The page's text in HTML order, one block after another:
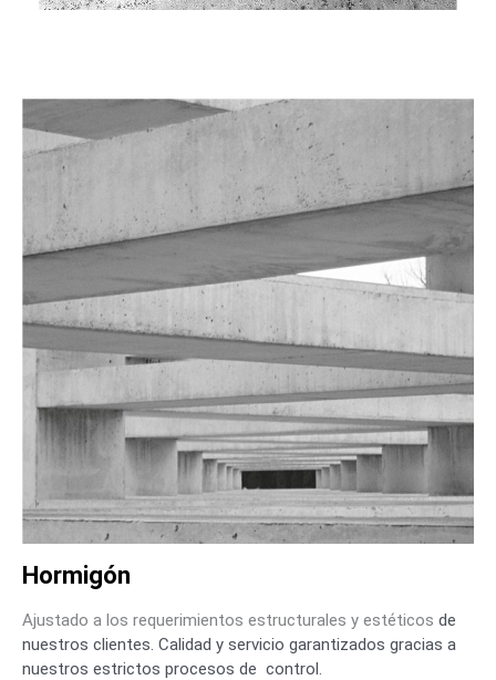
Hormigón
Ajustado a los requerimientos estructurales y estéticos de
nuestros clientes. Calidad y servicio garantizados gracias a
nuestros estrictos procesos de control.